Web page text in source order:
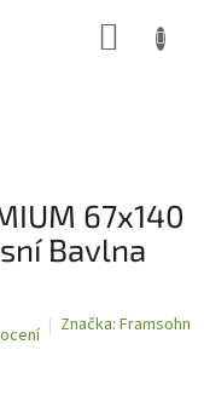
67x140
Bavlna
Značka: Framsohn